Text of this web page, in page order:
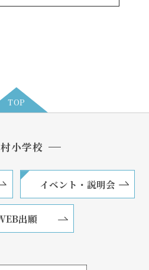
TOP
小学校
イベント・説明会
出願